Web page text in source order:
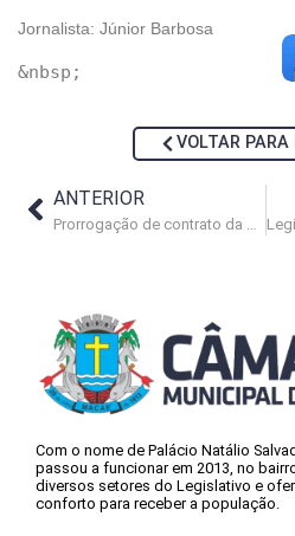
Jornalista: Júnior Barbosa
VOLTAR
ANTERIOR
Com o nome de Palácio Natálio
passou a funcionar em 2013, no
diversos setores do Legislativo e
conforto para receber a população.